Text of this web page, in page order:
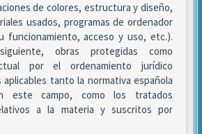
de colores, estructura y diseño,
usados, programas de ordenador
funcionamiento, acceso y uso, etc.).
obras protegidas como
por el ordenamiento jurídico
tanto la normativa española
este campo, como los tratados
a la materia y suscritos por